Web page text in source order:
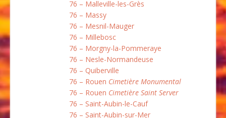
76 – Malleville-les-Grès
76 – Massy
76 – Mesnil-Mauger
76 – Millebosc
76 – Morgny-la-Pommeraye
76 – Nesle-Normandeuse
76 – Quiberville
76 – Rouen Cimetière Monumental
76 – Rouen Cimetière Saint Server
76 – Saint-Aubin-le-Cauf
76 – Saint-Aubin-sur-Mer